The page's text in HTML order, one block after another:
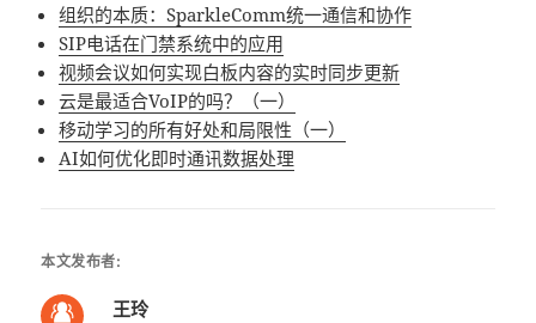
组织的本质：SparkleComm统一通信和协作
SIP电话在门禁系统中的应用
视频会议如何实现白板内容的实时同步更新
云是最适合VoIP的吗？（一）
移动学习的所有好处和局限性（一）
AI如何优化即时通讯数据处理
本文发布者:
王玲